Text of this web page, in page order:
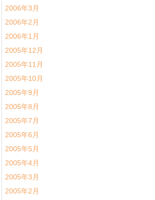
2006年3月
2006年2月
2006年1月
2005年12月
2005年11月
2005年10月
2005年9月
2005年8月
2005年7月
2005年6月
2005年5月
2005年4月
2005年3月
2005年2月